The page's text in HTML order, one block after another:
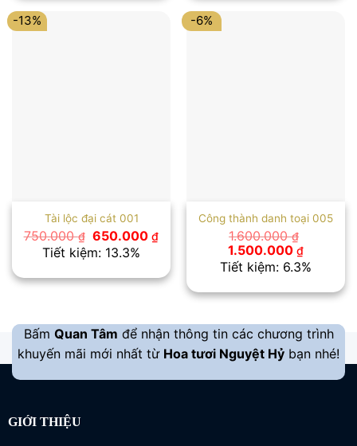
-13%
Tài lộc đại cát 001
750.000₫ Giá
gốc
là:
650.000₫Giá
là:
650.000 ₫.
Tiết kiệm: 13.3%
-6%
Công thành danh toại 005
1.600.000₫
Giá
gốc
là:
1.500.000 ₫Giá
hiện
tại
Tiết kiệm: 6.3%
Bấm Quan Tâm để nhận thông tin các chương trình
khuyến mãi mới nhất từ Hoa tươi Nguyệt Hỷ bạn nhé!
GIỚI THIỆU